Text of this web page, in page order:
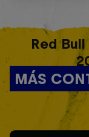
MÁS
Red